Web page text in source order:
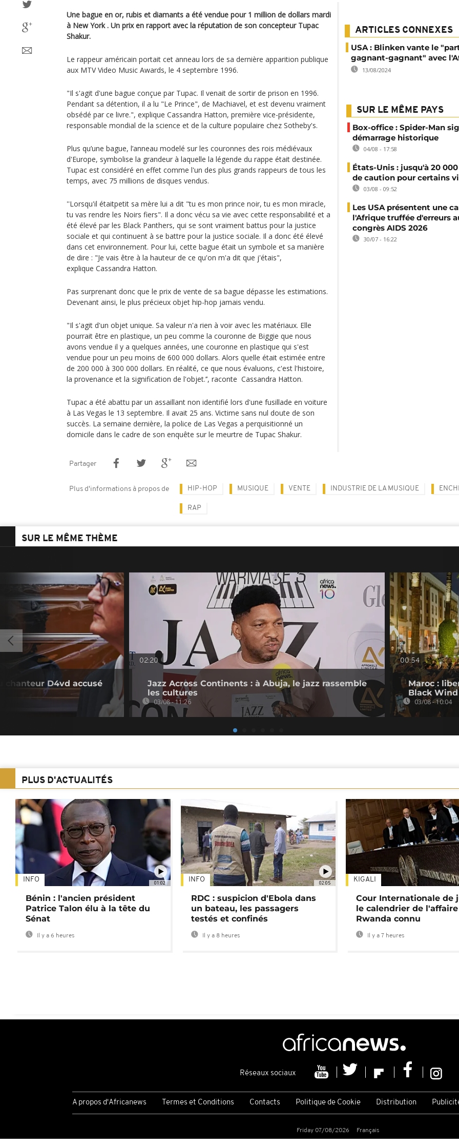
Une bague en or, rubis et diamants a été vendue pour 1 million de dollars mardi
à New York . Un prix en rapport avec la réputation de son concepteur Tupac
Shakur.
Le rappeur américain portait cet anneau lors de sa dernière apparition publique
aux MTV Video Music Awards, le 4 septembre 1996.
"Il s'agit d'une bague conçue par Tupac. Il venait de sortir de prison en 1996.
Pendant sa détention, il a lu "Le Prince", de Machiavel, et est devenu vraiment
obsédé par ce livre.", explique Cassandra Hatton, première vice-présidente,
responsable mondial de la science et de la culture populaire chez Sotheby's.
Plus qu’une bague, l’anneau modelé sur les couronnes des rois médiévaux
d'Europe, symbolise la grandeur à laquelle la légende du rappe était destinée.
Tupac est considéré en effet comme l'un des plus grands rappeurs de tous les
temps, avec 75 millions de disques vendus.
''Lorsqu'il étaitpetit sa mère lui a dit "tu es mon prince noir, tu es mon miracle,
tu vas rendre les Noirs fiers". Il a donc vécu sa vie avec cette responsabilité et a
été élevé par les Black Panthers, qui se sont vraiment battus pour la justice
sociale et qui continuent à se battre pour la justice sociale. Il a donc été élevé
dans cet environnement. Pour lui, cette bague était un symbole et sa manière
de dire : "Je vais être à la hauteur de ce qu'on m'a dit que j'étais",
explique Cassandra Hatton.
Pas surprenant donc que le prix de vente de sa bague dépasse les estimations.
Devenant ainsi, le plus précieux objet hip-hop jamais vendu.
"Il s'agit d'un objet unique. Sa valeur n'a rien à voir avec les matériaux. Elle
pourrait être en plastique, un peu comme la couronne de Biggie que nous
avons vendue il y a quelques années, une couronne en plastique qui s'est
vendue pour un peu moins de 600 000 dollars. Alors quelle était estimée entre
de 200 000 à 300 000 dollars. En réalité, ce que nous évaluons, c'est l'histoire,
la provenance et la signification de l'objet.’’, raconte Cassandra Hatton.
Tupac a été abattu par un assaillant non identifié lors d'une fusillade en voiture
à Las Vegas le 13 septembre. Il avait 25 ans. Victime sans nul doute de son
succès. La semaine dernière, la police de Las Vegas a perquisitionné un
domicile dans le cadre de son enquête sur le meurtre de Tupac Shakur.
ARTICLES CONNEXES
USA : Blinken vante le
gagnant-gagnant" avec
13/08/2024
SUR LE MÊME PAYS
Box-office : Spider-Man
démarrage historique
04/08 - 17:58
États-Unis : jusqu'à 20
de caution pour certains
03/08 - 09:52
Les USA présentent une
l'Afrique truffée d'erreurs
congrès AIDS 2026
30/07 - 16:22
Partager
Plus d'informations à propos de HIP-HOP MUSIQUE VENTE INDUSTRIE DE LA MUSIQUE
RAP
SUR LE MÊME THÈME
chanteur D4vd accusé
02:20
Jazz Across Continents : à Abuja, le jazz rassemble
les cultures
03/08 - 11:26
00:54
Maroc :
Black Wind
03/08 - 10:04
PLUS D'ACTUALITÉS
01:02
INFO
Bénin : l'ancien président
Patrice Talon élu à la tête du
Sénat
Il y a 6 heures
02:05
INFO
RDC : suspicion d'Ebola dans
un bateau, les passagers
testés et confinés
Il y a 8 heures
KIGALI
Cour Internationale de
le calendrier de l'affaire
Rwanda connu
Il y a 7 heures
Réseaux sociaux
A propos d'Africanews Termes et Conditions Contacts Politique de Cookie Distribution
Friday 07/08/2026